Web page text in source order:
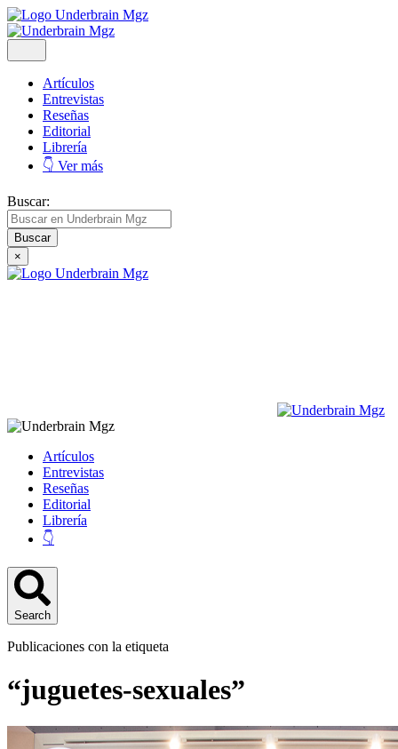
Artículos
Entrevistas
Reseñas
Editorial
Librería
👇 Ver más
Buscar:
×
Artículos
Entrevistas
Reseñas
Editorial
Librería
👇
Search
Publicaciones con la etiqueta
“juguetes-sexuales”